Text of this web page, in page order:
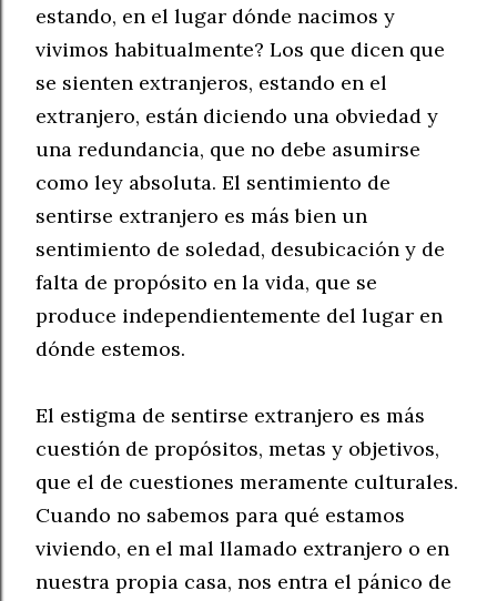
estando, en el lugar dónde nacimos y
vivimos habitualmente? Los que dicen que
se sienten extranjeros, estando en el
extranjero, están diciendo una obviedad y
una redundancia, que no debe asumirse
como ley absoluta. El sentimiento de
sentirse extranjero es más bien un
sentimiento de soledad, desubicación y de
falta de propósito en la vida, que se
produce independientemente del lugar en
dónde estemos.
El estigma de sentirse extranjero es más
cuestión de propósitos, metas y objetivos,
que el de cuestiones meramente culturales.
Cuando no sabemos para qué estamos
viviendo, en el mal llamado extranjero o en
nuestra propia casa, nos entra el pánico de